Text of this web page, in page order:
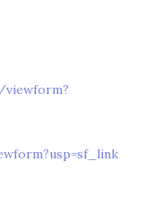
viewform?